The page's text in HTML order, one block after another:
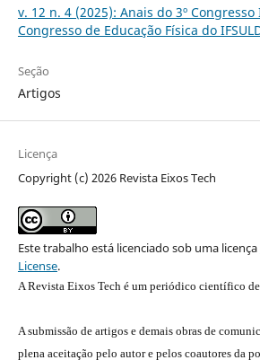
v. 12 n. 4 (2025): Anais do 3º
Congresso de Educação Física do
Seção
Artigos
Licença
Copyright (c) 2026 Revista Eixos Tech
Este trabalho está licenciado sob uma licença
License.
A Revista Eixos Tech é um periódico científico de
A submissão de artigos e demais obras de
plena aceitação pelo autor e pelos coautores da